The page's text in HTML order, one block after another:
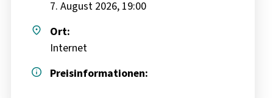
7. August 2026, 19:00
place
Ort:
Internet
info
Preisinformationen: